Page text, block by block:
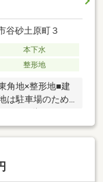
谷砂土原町３
本下水
整形地
×整形地■建
は駐車場のため
たの街の、一
ズは、お客様の
体制となってお
ーディに■購入・
対応をさせてい